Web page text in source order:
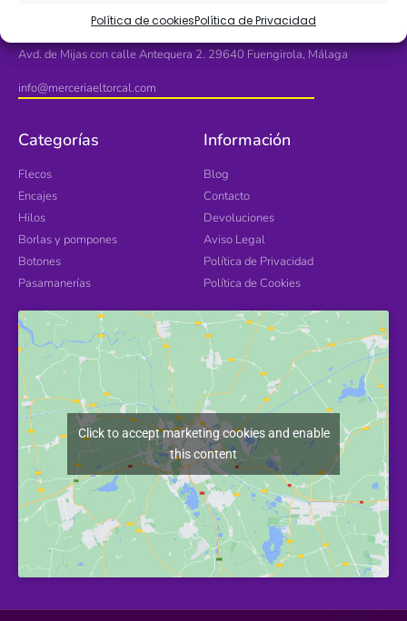
Política de cookiesPolítica de Privacidad
Avd. de Mijas con calle Antequera 2. 29640 Fuengirola, Málaga
info@merceriaeltorcal.com
Categorías
Flecos
Encajes
Hilos
Borlas y pompones
Botones
Pasamanerías
Información
Blog
Contacto
Devoluciones
Aviso Legal
Política de Privacidad
Política de Cookies
Click to accept marketing cookies and enable
this content